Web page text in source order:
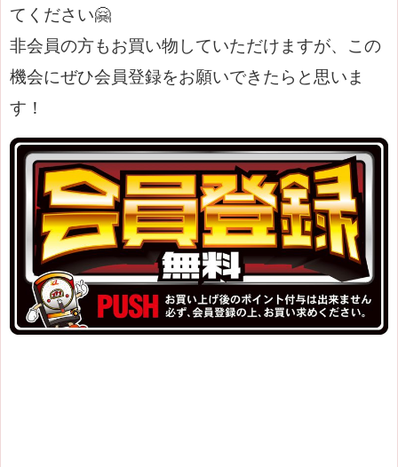
てください🤗
非会員の方もお買い物していただけますが、この
機会にぜひ会員登録をお願いできたらと思いま
す！